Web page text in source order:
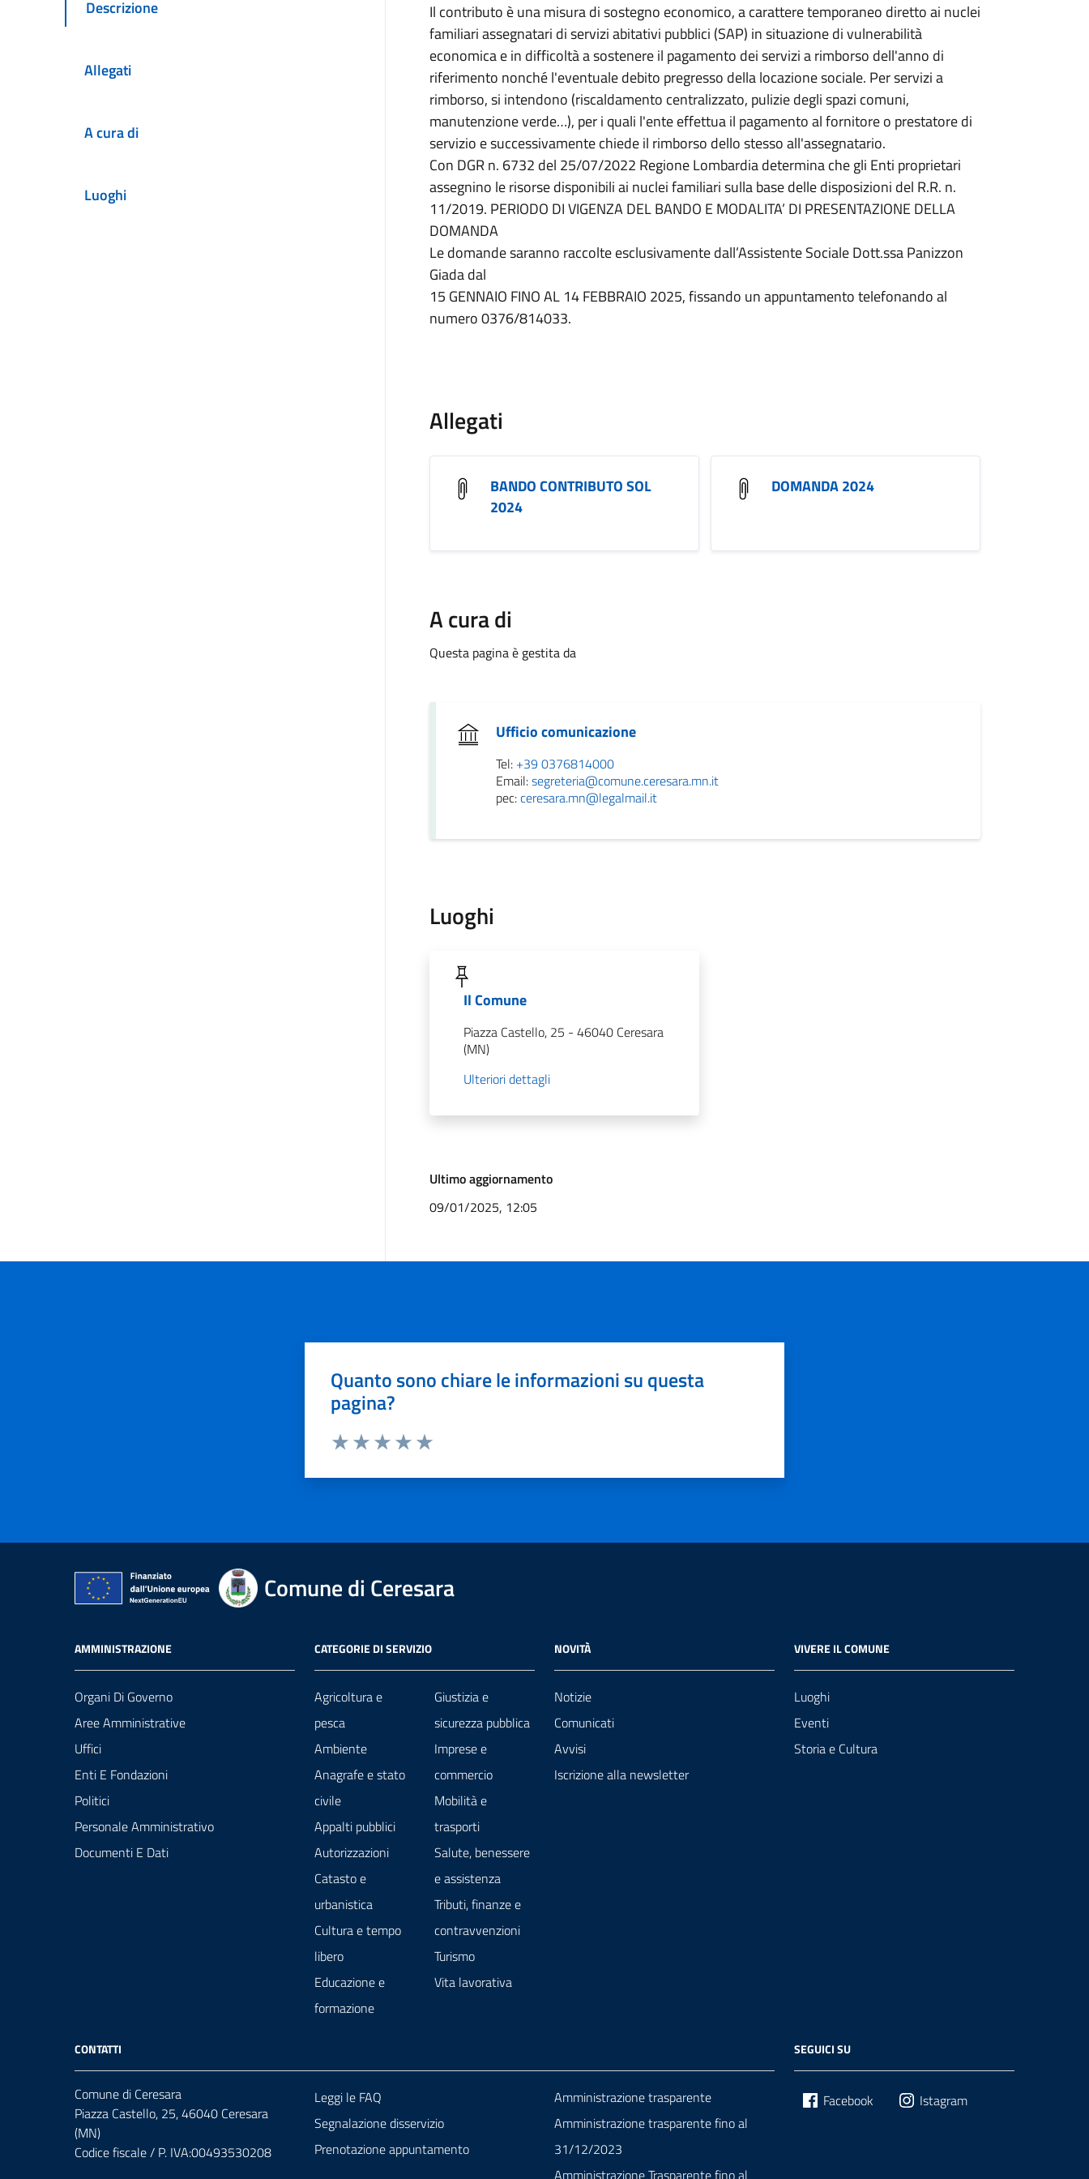
Descrizione
Allegati
A cura di
Luoghi
Il contributo è una misura di sostegno economico, a carattere temporaneo diretto ai nuclei
familiari assegnatari di servizi abitativi pubblici (SAP) in situazione di vulnerabilità
economica e in difficoltà a sostenere il pagamento dei servizi a rimborso dell'anno di
riferimento nonché l'eventuale debito pregresso della locazione sociale. Per servizi a
rimborso, si intendono (riscaldamento centralizzato, pulizie degli spazi comuni,
manutenzione verde…), per i quali l'ente effettua il pagamento al fornitore o prestatore di
servizio e successivamente chiede il rimborso dello stesso all'assegnatario.
Con DGR n. 6732 del 25/07/2022 Regione Lombardia determina che gli Enti proprietari
assegnino le risorse disponibili ai nuclei familiari sulla base delle disposizioni del R.R. n.
11/2019. PERIODO DI VIGENZA DEL BANDO E MODALITA’ DI PRESENTAZIONE DELLA
DOMANDA
Le domande saranno raccolte esclusivamente dall’Assistente Sociale Dott.ssa Panizzon
Giada dal
15 GENNAIO FINO AL 14 FEBBRAIO 2025, fissando un appuntamento telefonando al
numero 0376/814033.
Allegati
BANDO CONTRIBUTO SOL
2024
DOMANDA 2024
A cura di
Questa pagina è gestita da
Ufficio comunicazione
Tel: +39 0376814000
Email:segreteria@comune.ceresara.mn.it
pec:ceresara.mn@legalmail.it
Luoghi
Il Comune
Piazza Castello, 25 - 46040 Ceresara
(MN)
Ulteriori dettagli
Ultimo aggiornamento
09/01/2025, 12:05
Quanto sono chiare le informazioni su questa
pagina?
Comune di Ceresara
AMMINISTRAZIONE
Organi Di Governo
Aree Amministrative
Uffici
Enti E Fondazioni
Politici
Personale Amministrativo
Documenti E Dati
CATEGORIE DI SERVIZIO
Agricoltura e
pesca
Ambiente
Anagrafe e stato
civile
Appalti pubblici
Autorizzazioni
Catasto e
urbanistica
Cultura e tempo
libero
Educazione e
formazione
Giustizia e
sicurezza pubblica
Imprese e
commercio
Mobilità e
trasporti
Salute, benessere
e assistenza
Tributi, finanze e
contravvenzioni
Turismo
Vita lavorativa
NOVITÀ
Notizie
Comunicati
Avvisi
Iscrizione alla newsletter
VIVERE IL COMUNE
Luoghi
Eventi
Storia e Cultura
CONTATTI
Comune di Ceresara
Piazza Castello, 25, 46040 Ceresara
(MN)
Codice fiscale / P. IVA:00493530208
Leggi le FAQ
Segnalazione disservizio
Prenotazione appuntamento
Amministrazione trasparente
Amministrazione trasparente fino al
31/12/2023
SEGUICI SU
Facebook Istagram